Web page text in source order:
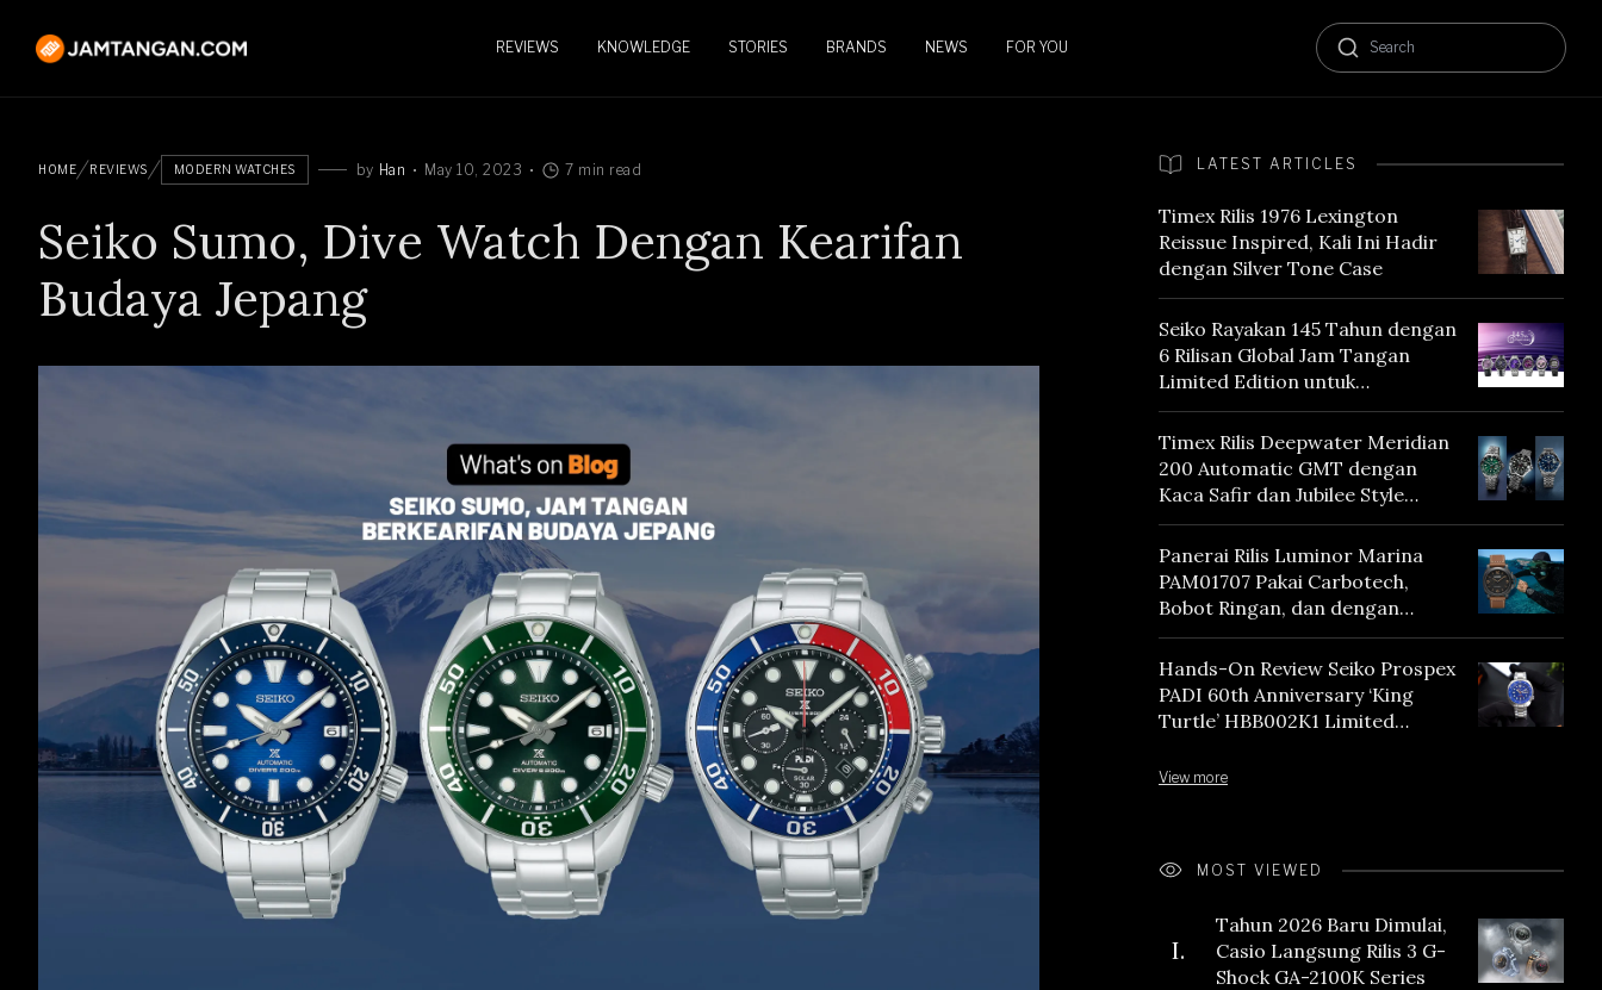
REVIEWS KNOWLEDGE STORIES BRANDS NEWS FOR YOU
HOME REVIEWS MODERN WATCHES by Han May 10, 2023 7 min read
Seiko Sumo, Dive Watch Dengan Kearifan
Budaya Jepang
LATEST ARTICLES
Timex Rilis 1976 Lexington
Reissue Inspired, Kali Ini Hadir
dengan Silver Tone Case
Seiko Rayakan 145 Tahun dengan
6 Rilisan Global Jam Tangan
Limited Edition untuk
Menghormati Edo Purple,
Warna yang Mencerminkan
Warisan Tokyo
Timex Rilis Deepwater Meridian
200 Automatic GMT dengan
Kaca Safir dan Jubilee Style
Bracelet
Panerai Rilis Luminor Marina
PAM01707 Pakai Carbotech,
Bobot Ringan, dan dengan
Vintage Vibes
Hands-On Review Seiko Prospex
PADI 60th Anniversary ‘King
Turtle’ HBB002K1 Limited
View more
MOST VIEWED
I.
Tahun 2026 Baru Dimulai,
Casio Langsung Rilis 3 G-
Shock GA-2100K Series